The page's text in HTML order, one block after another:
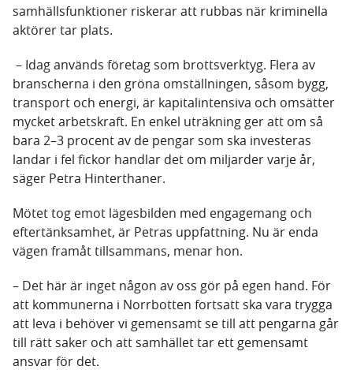
samhällsfunktioner riskerar att rubbas när kriminella
aktörer tar plats.
– Idag används företag som brottsverktyg. Flera av
branscherna i den gröna omställningen, såsom bygg,
transport och energi, är kapitalintensiva och omsätter
mycket arbetskraft. En enkel uträkning ger att om så
bara 2–3 procent av de pengar som ska investeras
landar i fel fickor handlar det om miljarder varje år,
säger Petra Hinterthaner.
Mötet tog emot lägesbilden med engagemang och
eftertänksamhet, är Petras uppfattning. Nu är enda
vägen framåt tillsammans, menar hon.
– Det här är inget någon av oss gör på egen hand. För
att kommunerna i Norrbotten fortsatt ska vara trygga
att leva i behöver vi gemensamt se till att pengarna går
till rätt saker och att samhället tar ett gemensamt
ansvar för det.